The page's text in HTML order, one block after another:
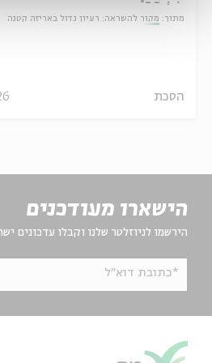
מתוך: מקור להשראה: רעיון גדול באריזה קטנה
הסכת
הישארו מעודכנים
הירשמו לניוזלטר שלנו וקבלו עדכונים
*כתובת דוא"ל